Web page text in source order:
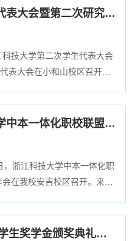
学院联合举办的2025年“双带
带头人”教师党支部书记、组
班式上，单胜道深入传达党
第二次学生代表大会暨第二次研究生代表大会举行
技大学第二次学生代表大会
表大会在小和山校区召开，
委负责人，各二级学院（校
弟高校学生会、研究生会代
委向大会的召开表示热烈祝
年来学生工作取得的丰硕成
浙江科技大学中本一体化职校联盟2025年年会召开
，浙江科技大学中本一体化职
在我校安吉校区召开。来自
人齐聚安吉，重点回顾浙江
校协同培养七年来的历程，
2025级国际学生奖学金颁奖典礼暨学风建设月启动仪式举行